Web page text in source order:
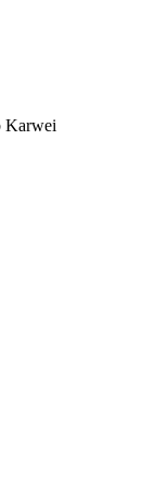
Karwei